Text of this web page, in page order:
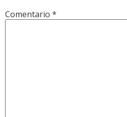
Comentario *